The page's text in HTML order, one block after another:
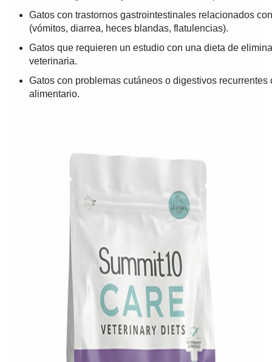
Gatos con trastornos gastrointestinales relacionados
(vómitos, diarrea, heces blandas, flatulencias).
Gatos que requieren un estudio con una dieta de
veterinaria.
Gatos con problemas cutáneos o digestivos
alimentario.